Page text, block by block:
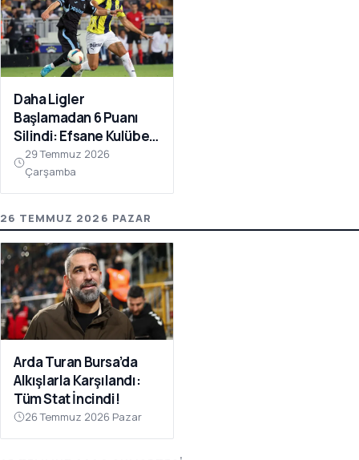
Daha Ligler
Başlamadan 6 Puanı
Silindi: Efsane Kulübe
FIFA Darbesi!
29 Temmuz 2026
Çarşamba
26 TEMMUZ 2026 PAZAR
Arda Turan Bursa’da
Alkışlarla Karşılandı:
Tüm Stat İncindi!
26 Temmuz 2026 Pazar